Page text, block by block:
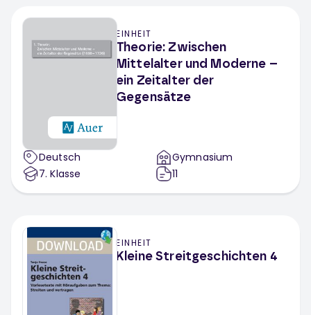
EINHEIT
Theorie: Zwischen
Mittelalter und Moderne –
ein Zeitalter der
Gegensätze
Deutsch
7. Klasse
Gymnasium
11
EINHEIT
Kleine Streitgeschichten 4